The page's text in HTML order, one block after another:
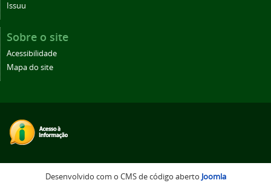
Issuu
Sobre o site
Acessibilidade
Mapa do site
Desenvolvido com o CMS de código aberto Joomla